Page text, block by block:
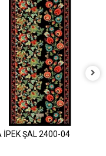
İPEK ŞAL 2400-04